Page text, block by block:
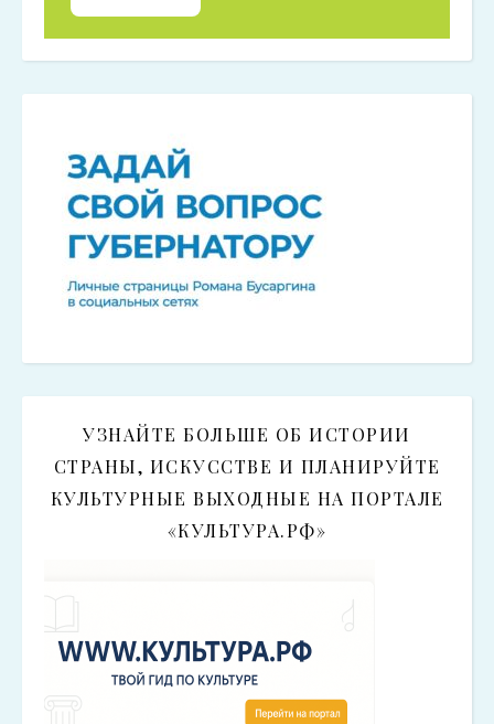
УЗНАЙТЕ БОЛЬШЕ ОБ ИСТОРИИ
СТРАНЫ, ИСКУССТВЕ И ПЛАНИРУЙТЕ
КУЛЬТУРНЫЕ ВЫХОДНЫЕ НА ПОРТАЛЕ
«КУЛЬТУРА.РФ»